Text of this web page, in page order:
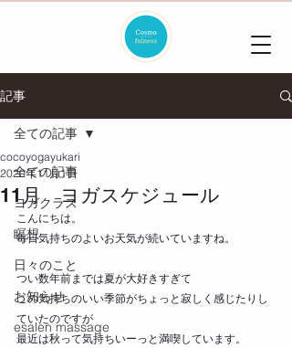
記事
全ての記事
ヨガクラス
瞑想
日々のこと
お知らせ
esalen massage
全ての記事
11月 ヨガスケジュール
cocoyogayukari
2020年11月1日
こんにちは。
毎日気持ちのよいお天気が続いていますね。
つい数年前までは夏が大好きすぎて
この気持ちのいい季節がちょっと寂しく感じたりし
ていたのですが
最近は秋って気持ちいーっと満喫しています。